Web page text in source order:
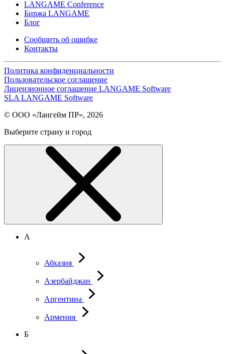
LANGAME Conference
Биржа LANGAME
Блог
Сообщить об ошибке
Контакты
Политика конфиденциальности
Пользовательское соглашение
Лицензионное соглашение LANGAME Software
SLA LANGAME Software
© ООО «Лангейм ПР», 2026
Выберите страну и город
А
Абхазия
Азербайджан
Аргентина
Армения
Б